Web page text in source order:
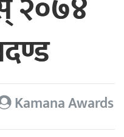
Kamana Awards